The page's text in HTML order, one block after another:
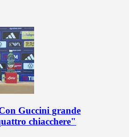
Guccini grande
chiacchere"